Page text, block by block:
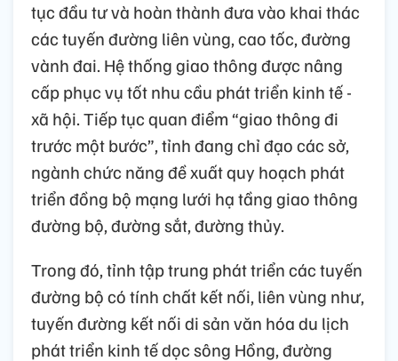
tục đầu tư và hoàn thành đưa vào khai thác
các tuyến đường liên vùng, cao tốc, đường
vành đai. Hệ thống giao thông được nâng
cấp phục vụ tốt nhu cầu phát triển kinh tế -
xã hội. Tiếp tục quan điểm “giao thông đi
trước một bước”, tỉnh đang chỉ đạo các sở,
ngành chức năng đề xuất quy hoạch phát
triển đồng bộ mạng lưới hạ tầng giao thông
đường bộ, đường sắt, đường thủy.
Trong đó, tỉnh tập trung phát triển các tuyến
đường bộ có tính chất kết nối, liên vùng như,
tuyến đường kết nối di sản văn hóa du lịch
phát triển kinh tế dọc sông Hồng, đường